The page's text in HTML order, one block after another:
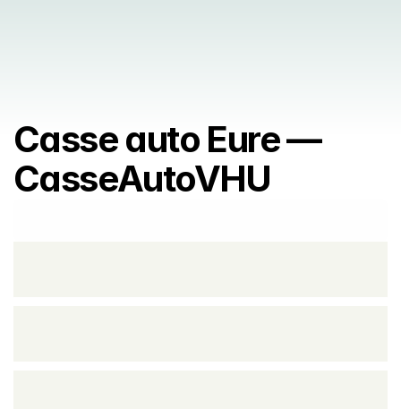
Casse auto Eure —
CasseAutoVHU